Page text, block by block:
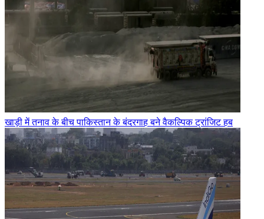
खाड़ी में तनाव के बीच पाकिस्तान के बंदरगाह बने वैकल्पिक ट्रांजिट हब